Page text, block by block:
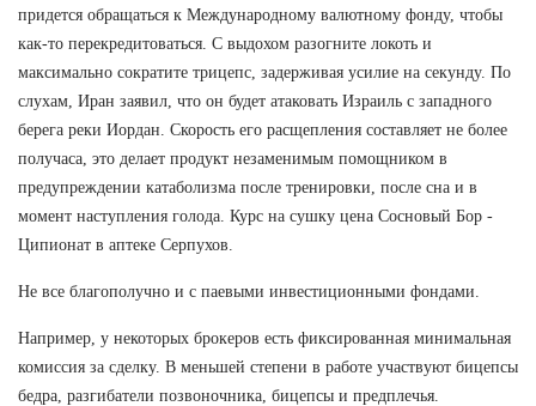
придется обращаться к Международному валютному фонду, чтобы
как-то перекредитоваться. С выдохом разогните локоть и
максимально сократите трицепс, задерживая усилие на секунду. По
слухам, Иран заявил, что он будет атаковать Израиль с западного
берега реки Иордан. Скорость его расщепления составляет не более
получаса, это делает продукт незаменимым помощником в
предупреждении катаболизма после тренировки, после сна и в
момент наступления голода. Курс на сушку цена Сосновый Бор -
Ципионат в аптеке Серпухов.
Не все благополучно и с паевыми инвестиционными фондами.
Например, у некоторых брокеров есть фиксированная минимальная
комиссия за сделку. В меньшей степени в работе участвуют бицепсы
бедра, разгибатели позвоночника, бицепсы и предплечья.